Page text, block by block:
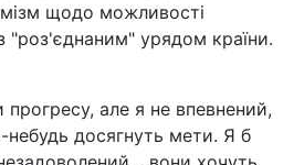
щодо можливості
"роз'єднаним" урядом країни.
прогресу, але я не впевнений,
досягнуть мети. Я б